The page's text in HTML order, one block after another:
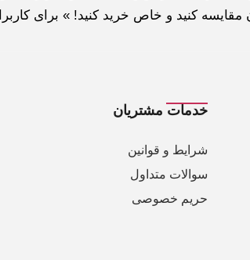
مقایسه کنید و خاص خرید کنید! » برای
خدمات مشتریان
شرایط و قوانین
سوالات متداول
حریم خصوصی